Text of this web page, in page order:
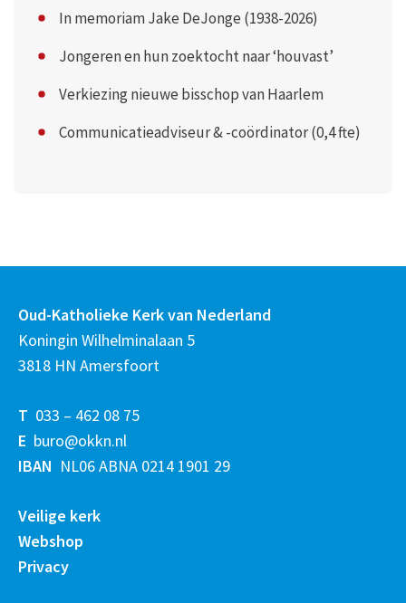
In memoriam Jake DeJonge (1938-2026)
Jongeren en hun zoektocht naar ‘houvast’
Verkiezing nieuwe bisschop van Haarlem
Communicatieadviseur & -coördinator (0,4 fte)
Oud-Katholieke Kerk van Nederland
Koningin Wilhelminalaan 5
3818 HN Amersfoort
T 033 – 462 08 75
E buro@okkn.nl
IBAN NL06 ABNA 0214 1901 29
Veilige kerk
Webshop
Privacy